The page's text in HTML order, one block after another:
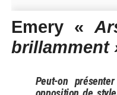
Emery «
brillamment
Peut-on